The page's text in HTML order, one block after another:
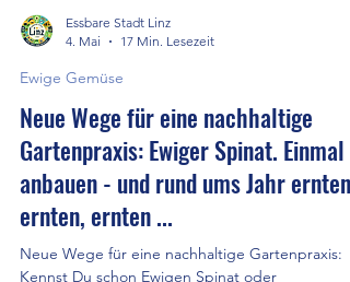
Essbare Stadt Linz
Ewige Gemüse
Neue Wege für eine nachhaltige
Gartenpraxis: Ewiger Spinat. Einmal
anbauen - und rund ums Jahr ernten,
ernten, ernten ...